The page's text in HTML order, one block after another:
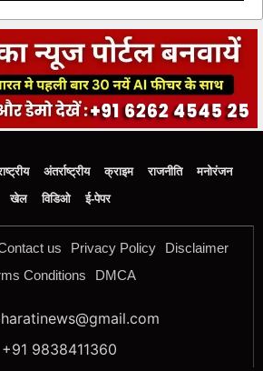
अंतर्राष्ट्रीय क्राइम राजनीति
मनोरंजन
खेल
विडिओ ई-पेपर
us Privacy Policy
Disclaimer
Conditions
DMCA
+91 9838411360